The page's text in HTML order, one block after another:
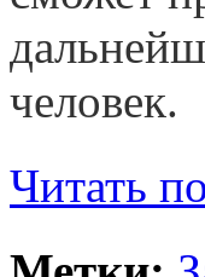
человек.
Читать